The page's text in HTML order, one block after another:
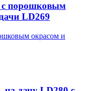
с порошковым
LD269